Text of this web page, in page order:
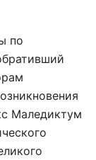
по
Маледиктум